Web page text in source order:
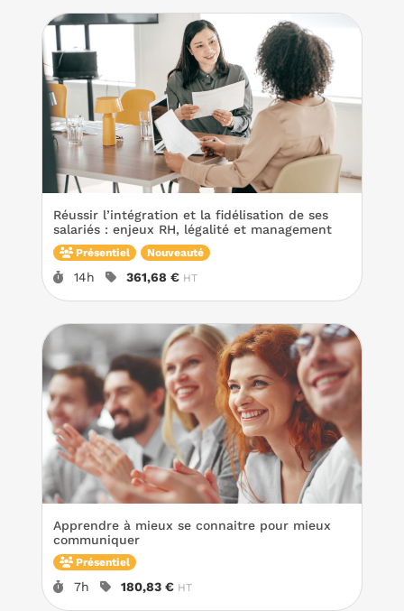
Réussir l’intégration et la fidélisation de ses
salariés : enjeux RH, légalité et management
Présentiel Nouveauté
Durée :
14h Prix :
361,68 € HT
Apprendre à mieux se connaitre pour mieux
communiquer
Présentiel
Durée :
7h Prix :
180,83 € HT